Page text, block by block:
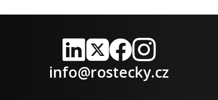
LinkedIn
X FacebookInstagram
info@rostecky.cz